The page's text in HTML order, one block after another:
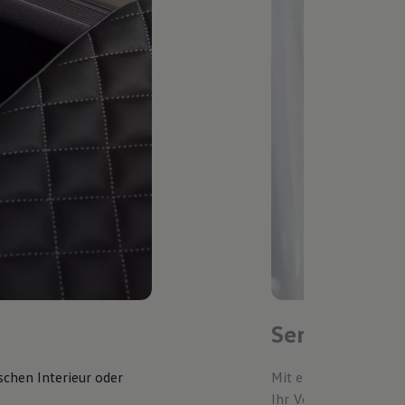
Interieur oder
Service-
Mit einem
Ihr Volkswagen